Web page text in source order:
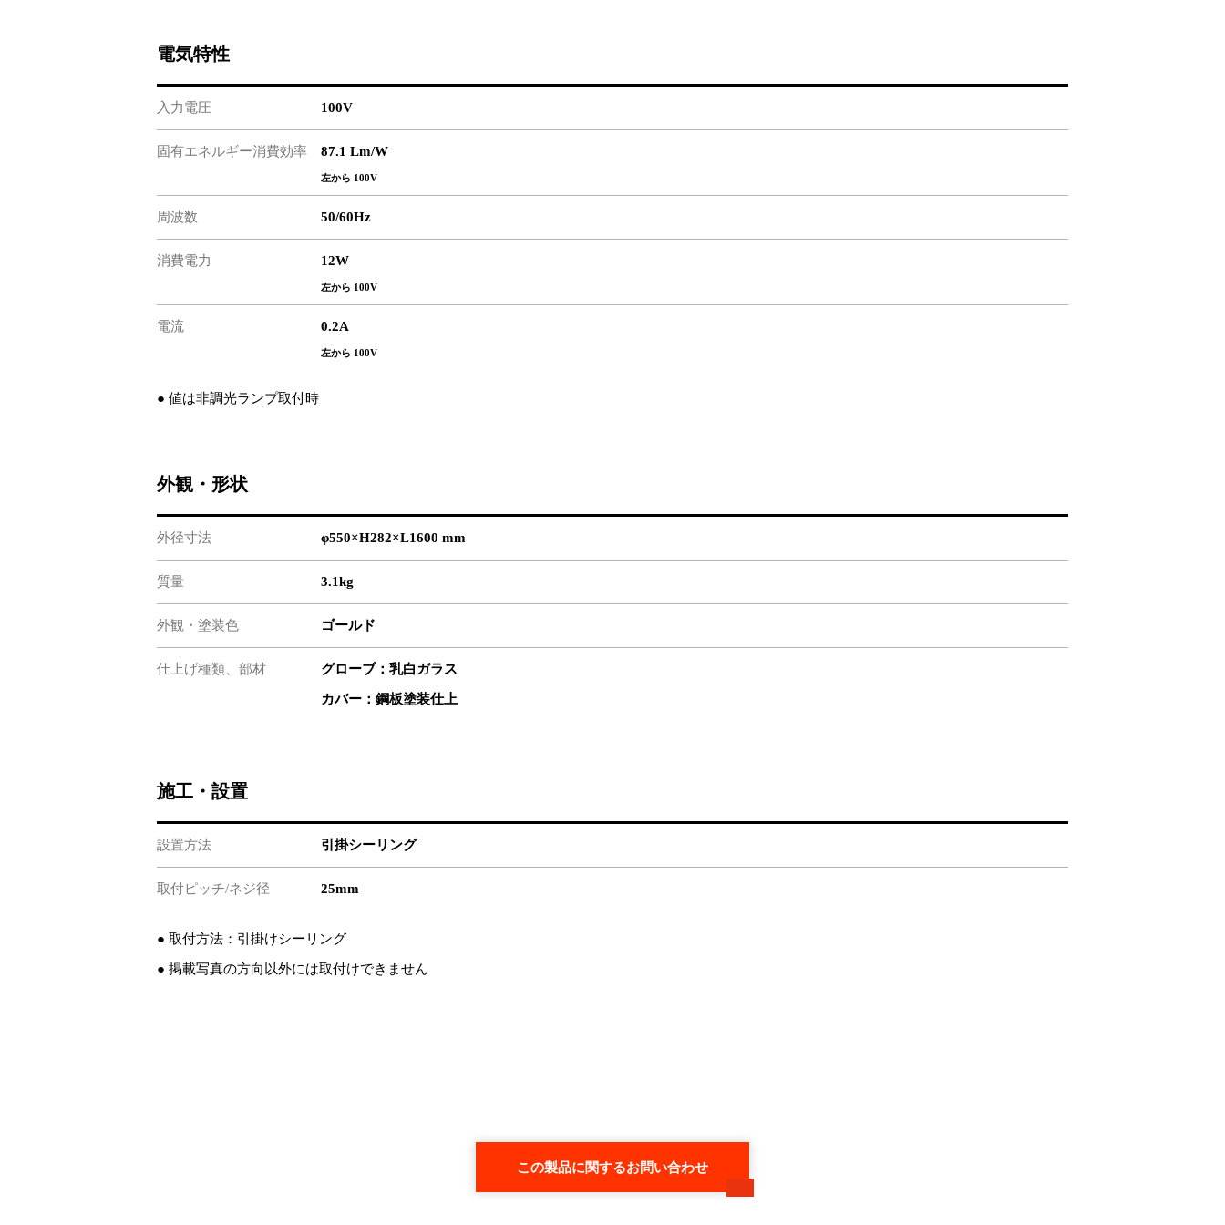
電気特性
入力電圧 100V
固有エネルギー消費効率 87.1 Lm/W
左から 100V
周波数 50/60Hz
消費電力 12W
左から 100V
電流 0.2A
左から 100V
● 値は非調光ランプ取付時
外観・形状
外径寸法 φ550×H282×L1600 mm
質量 3.1kg
外観・塗装色 ゴールド
仕上げ種類、部材 グローブ：乳白ガラス
カバー：鋼板塗装仕上
施工・設置
設置方法 引掛シーリング
取付ピッチ/ネジ径 25mm
● 取付方法：引掛けシーリング
● 掲載写真の方向以外には取付けできません
この製品に関するお問い合わせ